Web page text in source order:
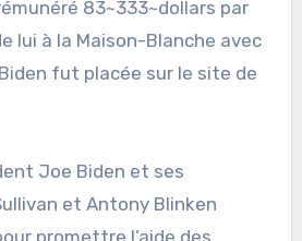
83~333~dollars par
lui à la Maison-Blanche avec
fut placée sur le site de
Joe Biden et ses
et Antony Blinken